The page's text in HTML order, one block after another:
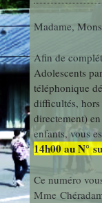
et
Madame,
Afin de
Adolescents
téléphonique
difficultés, hors
directement)
enfants, vous
14h00 au N°
Ce numéro
Mme